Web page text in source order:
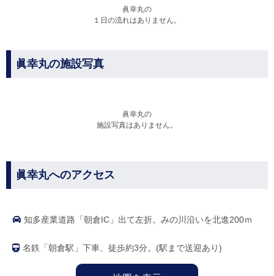
眞幸丸の
１日の流れはありません。
眞幸丸の施設写真
眞幸丸の
施設写真はありません。
眞幸丸へのアクセス
知多産業道路「朝倉IC」出て左折。みの川沿いを北進200ｍ
名鉄「朝倉駅」下車、徒歩約3分。(駅まで送迎あり)